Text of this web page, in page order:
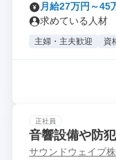
月給27万円～45
求めている人材
主婦・主夫歓迎 資
正社員
音響設備や防
サウンドウェイブ